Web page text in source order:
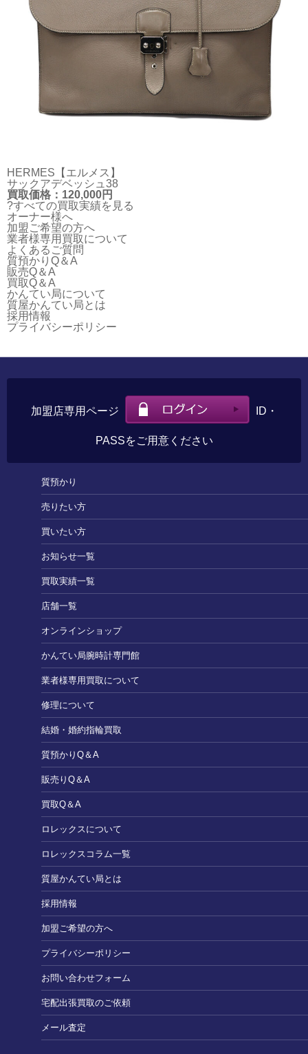
HERMES【エルメス】
サックアデベッシュ38
買取価格：120,000円
?すべての買取実績を見る
オーナー様へ
加盟ご希望の方へ
業者様専用買取について
よくあるご質問
質預かりQ＆A
販売Q＆A
買取Q＆A
かんてい局について
質屋かんてい局とは
採用情報
プライバシーポリシー
加盟店専用ページ ID・
PASSをご用意ください
質預かり
売りたい方
買いたい方
お知らせ一覧
買取実績一覧
店舗一覧
オンラインショップ
かんてい局腕時計専門館
業者様専用買取について
修理について
結婚・婚約指輪買取
質預かりQ＆A
販売りQ＆A
買取Q＆A
ロレックスについて
ロレックスコラム一覧
質屋かんてい局とは
採用情報
加盟ご希望の方へ
プライバシーポリシー
お問い合わせフォーム
宅配出張買取のご依頼
メール査定